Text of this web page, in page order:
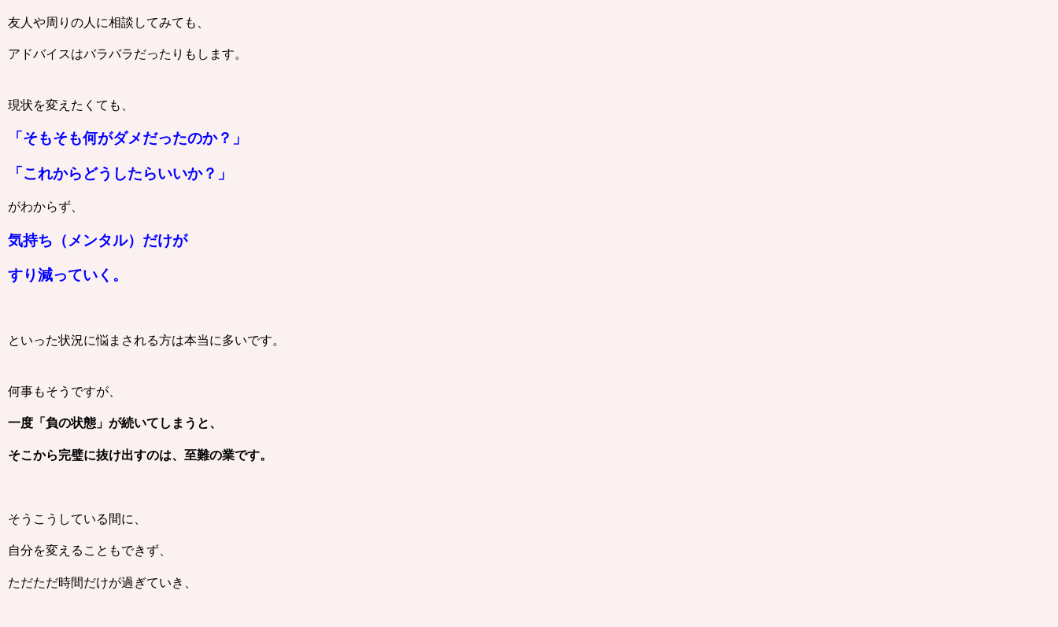
友人や周りの人に相談してみても、
アドバイスはバラバラだったりもします。
現状を変えたくても、
「そもそも何がダメだったのか？」
「これからどうしたらいいか？」
がわからず、
気持ち（メンタル）だけが
すり減っていく。
といった状況に悩まされる方は本当に多いです。
何事もそうですが、
一度「負の状態」が続いてしまうと、
そこから完璧に抜け出すのは、至難の業です。
そうこうしている間に、
自分を変えることもできず、
ただただ時間だけが過ぎていき、